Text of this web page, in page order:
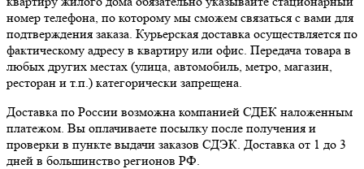
номер телефона, по которому мы сможем связаться с вами для
подтверждения заказа. Курьерская доставка осуществляется по
фактическому адресу в квартиру или офис. Передача товара в
любых других местах (улица, автомобиль, метро, магазин,
ресторан и т.п.) категорически запрещена.
Доставка по России возможна компанией СДЕК наложенным
платежом. Вы оплачиваете посылку после получения и
проверки в пункте выдачи заказов СДЭК. Доставка от 1 до 3
дней в большинство регионов РФ.